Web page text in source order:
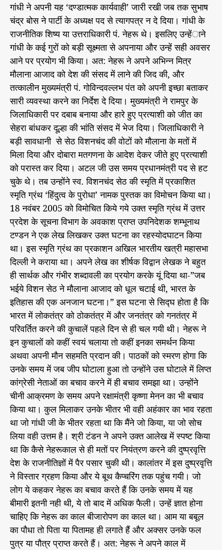
गांधी ने अपनी यह ‘दण्डात्मक कार्यवाही’ जारी रखी जब तक सुभाष
चंद्र बोस ने पार्टी के अध्यक्ष पद से त्यागपत्र न दे दिया। गांधी के
राजनीतिक शिष्य या उत्तराधिकारी पं. नेहरू थे। इसलिए उन्हेंाने
गांधी के कई गुरों को बड़ी सूक्ष्मता से अपनाया और उन्हें सही अवसर
आने पर प्रयोग भी किया। अत: नेहरू ने अपने अभिन्न मित्र
मौलाना आजाद को देश की संसद में लाने की जिद की, और
तत्कालीन मुख्यमंत्री पं. गोविन्दवल्लभ पंत को अपनी इच्छा बताकर
सारी व्यवस्था करने का निर्देश दे दिया। मुख्यमंत्री ने रामपुर के
जिलाधिकारी पर दबाब बनाया और हारे हुए प्रत्याशी को जीत का
सेहरा बांधकर दूल्हा की भांति संसद में भेज दिया। जिलाधिकारी ने
बड़ी सावधानी से सेठ विशनचंद की वोटों को मौलाना के मतों में
मिला दिया और दोबारा मतगणना के आदेश देकर जीते हुए प्रत्याशी
को परास्त कर दिया। अटल जी उस समय प्रधानमंत्री पद से हट
चुके थे। तब उन्होंने स्व. विशनचंद सेठ की स्मृति में प्रकाशित
स्मृति ग्रंथ ‘हिंदुत्व के पुरोधा’ नामक पुस्तक का विमोचन किया था।
18 नवंबर 2005 को विमोचित किये गये उक्त स्मृति ग्रंथ में उत्तर
प्रदेश के सूचना विभाग के अवकाश प्राप्त उपनिदेशक शम्भूनाथ
टण्डन ने एक लेख लिखकर उक्त घटना का रहस्योदघाटन किया
था। इस स्मृति ग्रंथ का प्रकाशन अखिल भारतीय खत्री महासभा
दिल्ली ने कराया था। अपने लेख का शीर्षक विद्वान लेखक ने बहुत
ही सार्थक और गंभीर शब्दावली का प्रयोग करके यूं दिया था-”जब
भईये विशन सेठ ने मौलाना आजाद को धूल चटाई थी, भारत के
इतिहास की एक अनजान घटना।” इस घटना से सिद्घ होता है कि
भारत में लोकतंत्र को ठोकतंत्र में और जनतंत्र को गनतंत्र में
परिवर्तित करने की कुचालें पहले दिन से ही चल गयी थी। नेहरू ने
इन कुचालों को कहीं स्वयं चलाया तो कहीं इनका समर्थन किया
अथवा अपनी मौन सहमति प्रदान की। पाठकों को स्मरण होगा कि
उनके समय में जब जीप घोटाला हुआ तो उन्होंने उस घोटाले में लिप्त
कांग्रेसी नेताओं का बचाव करने में ही बचाव समझा था। उन्होंने
चीनी आक्रमण के समय अपने रक्षामंत्री कृष्णा मेनन का भी बचाव
किया था। कुल मिलाकर उनके भीतर भी वही अहंकार का भाव रहता
था जो गांधी जी के भीतर रहता था कि मैंने जो किया, या जो सोच
लिया वही उत्तम है। श्री टंडन ने अपने उक्त आलेख में स्पष्ट किया
था कि कैसे नेहरूकाल से ही मतों पर नियंत्रण करने की दुष्प्रवृत्ति
देश के राजनीतिज्ञों में पैर पसार चुकी थी। कालांतर में इस दुष्प्रवृत्ति
ने विस्तार ग्रहण किया और ये बूथ कैप्चरिंग तक पहुंच गयी। जो
लोग ये कहकर नेहरू का बचाव करते हैं कि उनके समय में यह
बीमारी इतनी नही थी, ये तो बाद में अधिक फैली। उन्हें ज्ञात होना
चाहिए कि नेहरू का काल बीजारोपण का काल था। आम या बबूल
का पौधा तो पिता या पितामह ही लगाते हैं और अक्सर उनके फल
पुत्र या पौत्र प्राप्त करते हैं। अत: नेहरू ने अपने काल में